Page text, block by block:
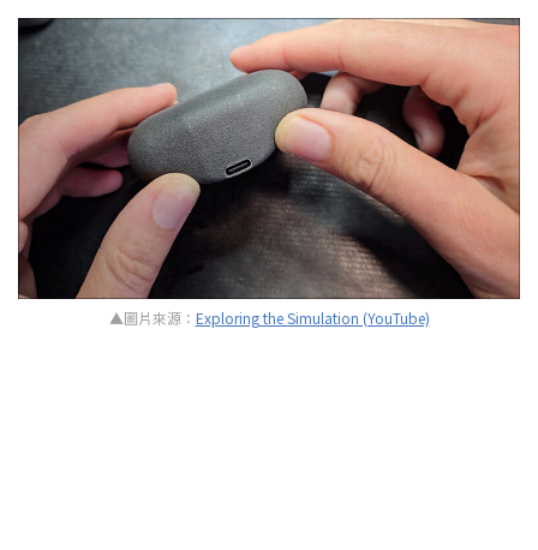
▲圖片來源： Exploring the Simulation (YouTube)